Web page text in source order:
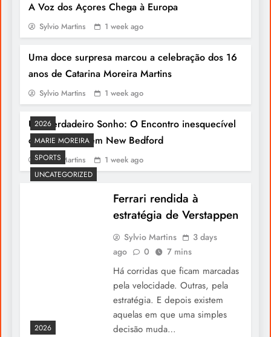
A Voz dos Açores Chega à Europa
Sylvio Martins 1 week ago
Uma doce surpresa marcou a celebração dos 16
anos de Catarina Moreira Martins
Sylvio Martins 1 week ago
Um Verdadeiro Sonho: O Encontro inesquecível
com a Sagres em New Bedford
Sylvio Martins 1 week ago
Fabulosa Entrevista Ao General Agostinho
Costa
Português leva liderança ao Human
Leaders Congress
2026
MARIE MOREIRA
SPORTS
UNCATEGORIZED
Ferrari rendida à
estratégia de Verstappen
Sylvio Martins
3 days
ago
0 7 mins
Há corridas que ficam marcadas
pela velocidade. Outras, pela
estratégia. E depois existem
aquelas em que uma simples
decisão muda…
2026